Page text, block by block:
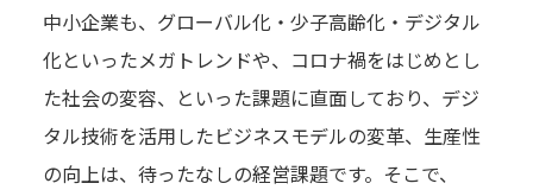
中小企業も、グローバル化・少子高齢化・デジタル
化といったメガトレンドや、コロナ禍をはじめとし
た社会の変容、といった課題に直面しており、デジ
タル技術を活用したビジネスモデルの変革、生産性
の向上は、待ったなしの経営課題です。そこで、